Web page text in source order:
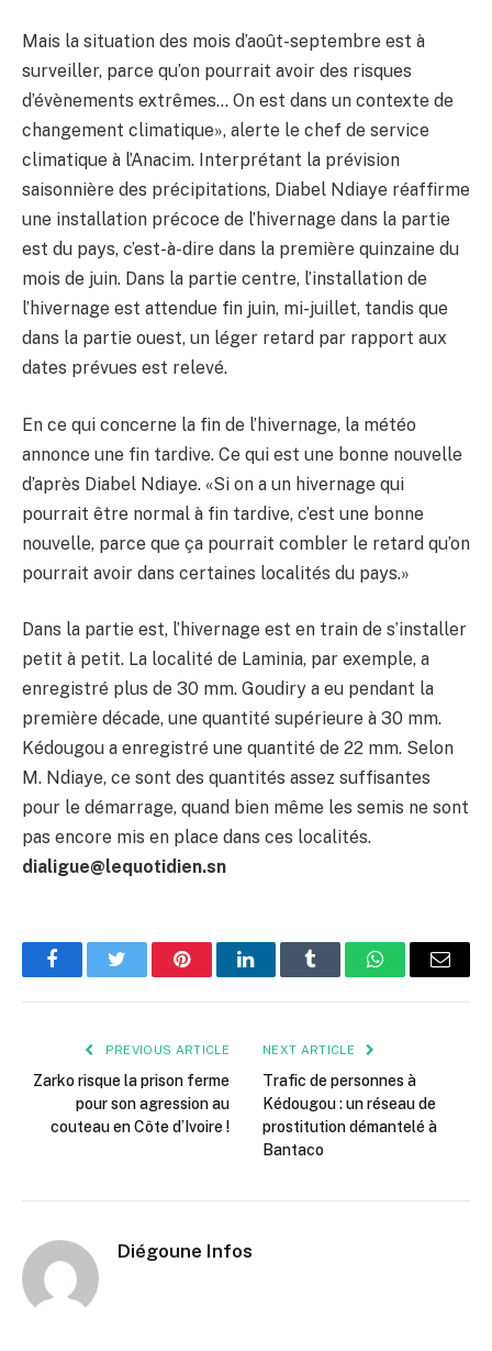
Mais la situation des mois d’août-septembre est à
surveiller, parce qu’on pourrait avoir des risques
d’évènements extrêmes… On est dans un contexte de
changement climatique», alerte le chef de service
climatique à l’Anacim. Interprétant la prévision
saisonnière des précipitations, Diabel Ndiaye réaffirme
une installation précoce de l’hivernage dans la partie
est du pays, c’est-à-dire dans la première quinzaine du
mois de juin. Dans la partie centre, l’installation de
l’hivernage est attendue fin juin, mi-juillet, tandis que
dans la partie ouest, un léger retard par rapport aux
dates prévues est relevé.
En ce qui concerne la fin de l’hivernage, la météo
annonce une fin tardive. Ce qui est une bonne nouvelle
d’après Diabel Ndiaye. «Si on a un hivernage qui
pourrait être normal à fin tardive, c’est une bonne
nouvelle, parce que ça pourrait combler le retard qu’on
pourrait avoir dans certaines localités du pays.»
Dans la partie est, l’hivernage est en train de s’installer
petit à petit. La localité de Laminia, par exemple, a
enregistré plus de 30 mm. Goudiry a eu pendant la
première décade, une quantité supérieure à 30 mm.
Kédougou a enregistré une quantité de 22 mm. Selon
M. Ndiaye, ce sont des quantités assez suffisantes
pour le démarrage, quand bien même les semis ne sont
pas encore mis en place dans ces localités.
dialigue@lequotidien.sn
FacebookTwitter PinterestLinkedInTumblr WhatsAppEmail
PREVIOUS ARTICLE
Zarko risque la prison ferme
pour son agression au
couteau en Côte d’Ivoire !
NEXT ARTICLE
Trafic de personnes à
Kédougou : un réseau de
prostitution démantelé à
Bantaco
Diégoune Infos